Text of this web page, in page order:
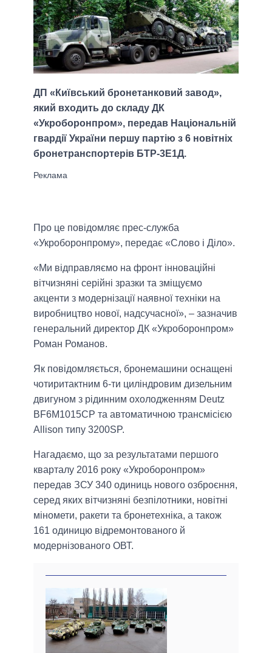
ДП «Київський бронетанковий завод»,
який входить до складу ДК
«Укроборонпром», передав Національній
гвардії України першу партію з 6 новітніх
бронетранспортерів БТР-3Е1Д.
Про це повідомляє прес-служба
«Укроборонпрому», передає «Слово і Діло».
«Ми відправляємо на фронт інноваційні
вітчизняні серійні зразки та зміщуємо
акценти з модернізації наявної техніки на
виробництво нової, надсучасної», – зазначив
генеральний директор ДК «Укроборонпром»
Роман Романов.
Як повідомляється, бронемашини оснащені
чотиритактним 6-ти циліндровим дизельним
двигуном з рідинним охолодженням Deutz
BF6M1015CP та автоматичною трансмісією
Allison типу 3200SP.
Нагадаємо, що за результатами першого
кварталу 2016 року «Укроборонпром»
передав ЗСУ 340 одиниць нового озброєння,
серед яких вітчизняні безпілотники, новітні
міномети, ракети та бронетехніка, а також
161 одиницю відремонтованого й
модернізованого ОВТ.